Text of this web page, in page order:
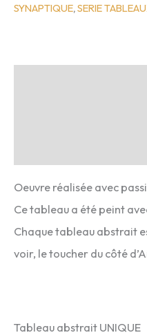
synaptique
SYNAPTIQUE,SERIE
Oeuvre réalisée avec
Ce tableau a été peint
Chaque tableau abstrait
voir, le toucher du côté
Tableau abstrait UNIQUE